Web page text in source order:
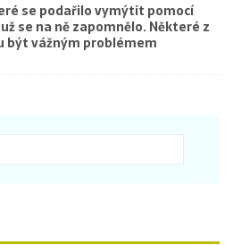
se podařilo vymýtit pomocí
se na ně zapomnělo. Některé z
být vážným problémem